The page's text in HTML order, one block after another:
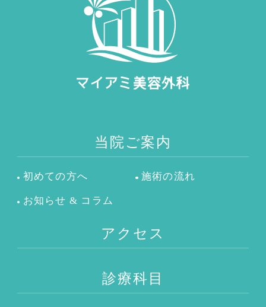
当院ご案内
初めての方へ 施術の流れ
お知らせ & コラム
アクセス
診療科目